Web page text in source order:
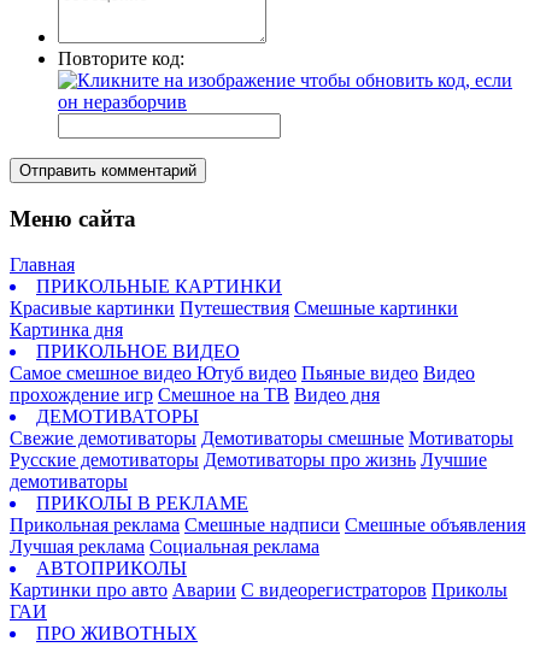
Повторите код:
Отправить комментарий
Меню сайта
Главная
ПРИКОЛЬНЫЕ КАРТИНКИ
Красивые картинки Путешествия Смешные картинки
Картинка дня
ПРИКОЛЬНОЕ ВИДЕО
Самое смешное видео Ютуб видео Пьяные видео Видео
прохождение игр Смешное на ТВ Видео дня
ДЕМОТИВАТОРЫ
Свежие демотиваторы Демотиваторы смешные Мотиваторы
Русские демотиваторы Демотиваторы про жизнь Лучшие
демотиваторы
ПРИКОЛЫ В РЕКЛАМЕ
Прикольная реклама Смешные надписи Смешные объявления
Лучшая реклама Социальная реклама
АВТОПРИКОЛЫ
Картинки про авто Аварии С видеорегистраторов Приколы
ГАИ
ПРО ЖИВОТНЫХ